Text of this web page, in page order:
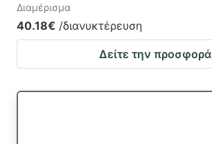
Διαμέρισμα
40.18€ /διανυκτέρευση
Δείτε την προσφορά